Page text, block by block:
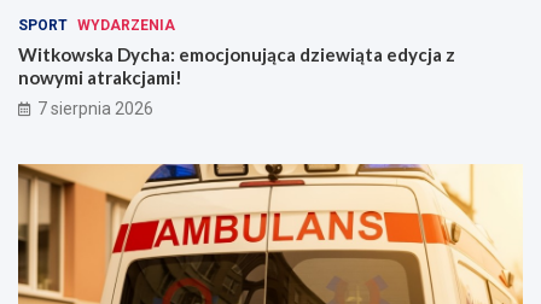
SPORT WYDARZENIA
Witkowska Dycha: emocjonująca dziewiąta edycja z
nowymi atrakcjami!
7 sierpnia 2026